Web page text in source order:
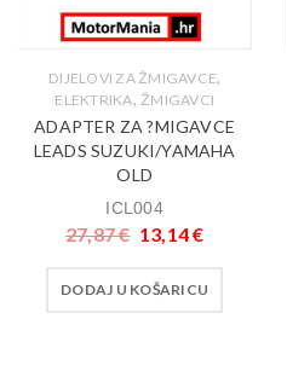
DIJELOVI ZA ŽMIGAVCE,
ELEKTRIKA, ŽMIGAVCI
ADAPTER ZA ?MIGAVCE
LEADS SUZUKI/YAMAHA
OLD
ICL004
27,87€ 13,14€
DODAJ U KOŠARICU